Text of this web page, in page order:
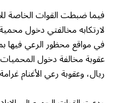
فيما ضبطت القوات الخاصة
في مواقع محظور الرعي فيها
ريال، وعقوبة رعي الأغنام غرامة (200) ريال لكل رأس.